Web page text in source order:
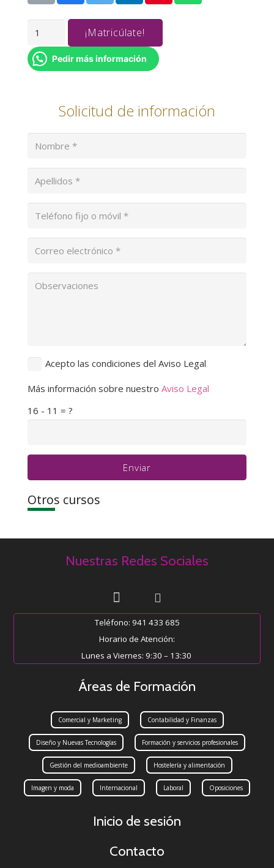
TÉCNICAS
VENTAS
DE
cantidad
¡Matricúlate!
Pedir más información
Solicitud de información
Acepto las condiciones del Aviso Legal
Más información sobre nuestro Aviso Legal
16 - 11 = ?
Enviar
Otros cursos
Nuestras Redes Sociales
Teléfono: 941 433 685
Horario de Atención:
Lunes a Viernes: 9:30 – 13:30
Áreas de Formación
Comercial y Marketing Contabilidad y Finanzas
Diseño y Nuevas Tecnologías Formación y servicios profesionales
Gestión del medioambiente Hostelería y alimentación
Imagen y moda Internacional Laboral Oposiciones
Inicio de sesión
Contacto